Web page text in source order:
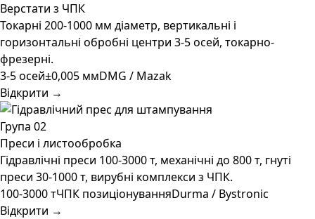
Верстати з ЧПК
Токарні 200-1000 мм діаметр, вертикальні і
горизонтальні обробні центри 3-5 осей, токарно-
фрезерні.
3-5 осей±0,005 ммDMG / Mazak
Відкрити →
Група 02
Преси і листообробка
Гідравлічні преси 100-3000 т, механічні до 800 т, гнуті
преси 30-1000 т, вирубні комплекси з ЧПК.
100-3000 тЧПК позиціонуванняDurma / Bystronic
Відкрити →